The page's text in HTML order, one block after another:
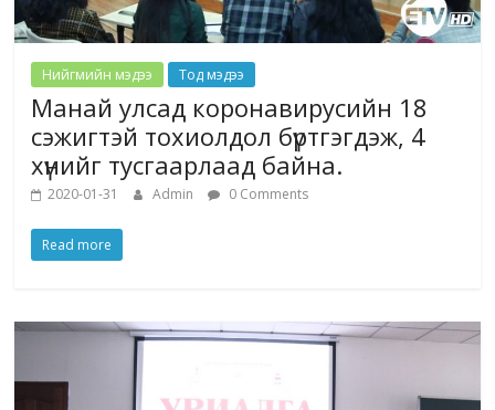
Нийгмийн мэдээ Тод мэдээ
Манай улсад коронавирусийн 18
сэжигтэй тохиолдол бүртгэгдэж, 4
хүнийг тусгаарлаад байна.
2020-01-31 Admin 0 Comments
Read more